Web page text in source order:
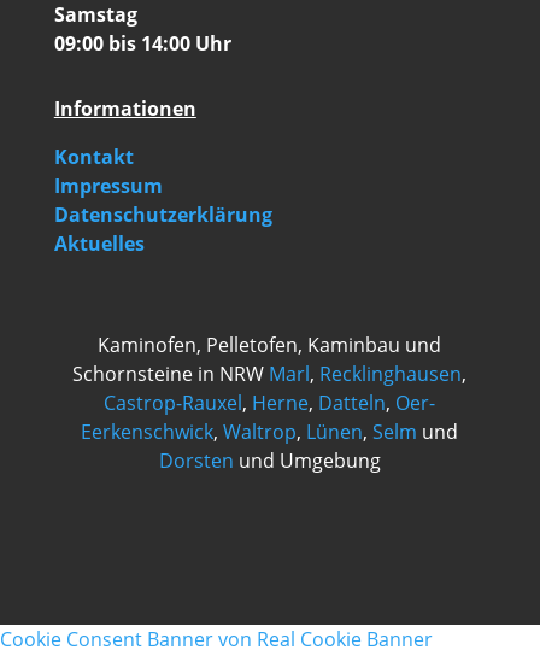
Samstag
09:00 bis 14:00 Uhr
Informationen
Kontakt
Impressum
Datenschutzerklärung
Aktuelles
Kaminofen, Pelletofen, Kaminbau und
Schornsteine in NRW Marl, Recklinghausen,
Castrop-Rauxel, Herne, Datteln, Oer-
Eerkenschwick,Waltrop, Lünen,Selm und
Dorsten und Umgebung
Cookie Consent Banner von Real Cookie Banner